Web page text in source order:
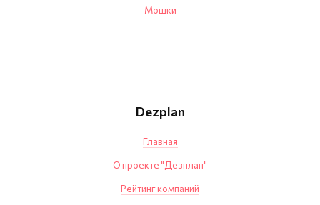
Dezplan
Главная
О проекте "Дезплан"
Рейтинг компаний
Мошки